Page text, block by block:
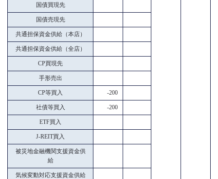
国債買現先
国債売現先
共通担保資金供給（本店）
共通担保資金供給（全店）
CP買現先
手形売出
CP等買入 -200
社債等買入 -200
ETF買入
J-REIT買入
被災地金融機関支援資金供
給
気候変動対応支援資金供給